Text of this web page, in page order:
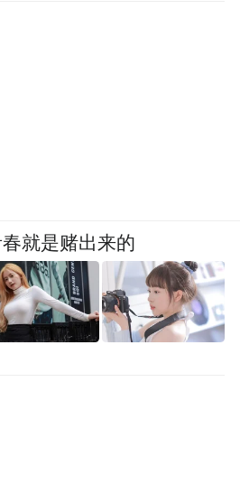
就是赌出来的